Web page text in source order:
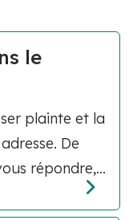
le
plainte et la
De
répondre,...